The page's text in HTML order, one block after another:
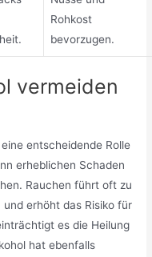
Rohkost
bevorzugen.
vermeiden
entscheidende Rolle
erheblichen Schaden
Rauchen führt oft zu
erhöht das Risiko für
es die Heilung
hat ebenfalls